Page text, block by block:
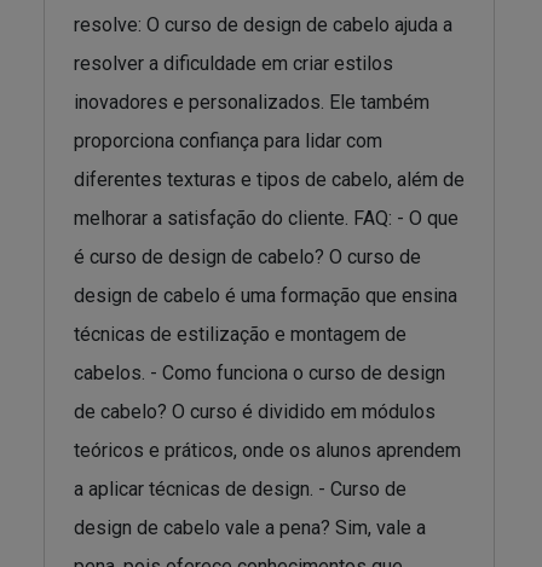
resolve: O curso de design de cabelo ajuda a
resolver a dificuldade em criar estilos
inovadores e personalizados. Ele também
proporciona confiança para lidar com
diferentes texturas e tipos de cabelo, além de
melhorar a satisfação do cliente. FAQ: - O que
é curso de design de cabelo? O curso de
design de cabelo é uma formação que ensina
técnicas de estilização e montagem de
cabelos. - Como funciona o curso de design
de cabelo? O curso é dividido em módulos
teóricos e práticos, onde os alunos aprendem
a aplicar técnicas de design. - Curso de
design de cabelo vale a pena? Sim, vale a